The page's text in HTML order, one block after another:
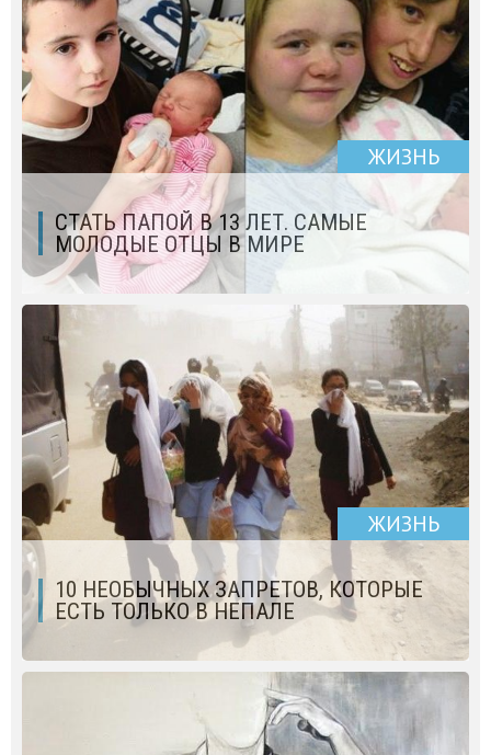
ЖИЗНЬ
СТАТЬ ПАПОЙ В 13 ЛЕТ. САМЫЕ
МОЛОДЫЕ ОТЦЫ В МИРЕ
ЖИЗНЬ
10 НЕОБЫЧНЫХ ЗАПРЕТОВ, КОТОРЫЕ
ЕСТЬ ТОЛЬКО В НЕПАЛЕ